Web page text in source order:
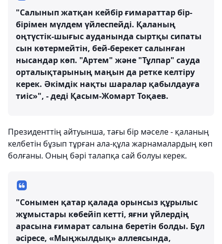
"Салынып жатқан кейбір ғимараттар бір-
бірімен мүлдем үйлеспейді. Қаланың
оңтүстік-шығыс ауданында сыртқы сипаты
сын көтермейтін, бей-берекет салынған
нысандар көп. "Артем" және "Тұлпар" сауда
орталықтарының маңын да ретке келтіру
керек. Әкімдік нақты шаралар қабылдауға
тиіс»", - деді Қасым-Жомарт Тоқаев.
Президенттің айтуынша, тағы бір мәселе - қаланың
келбетін бұзып тұрған ала-құла жарнамалардың көп
болғаны. Оның бәрі талапқа сай болуы керек.
"Сонымен қатар қалада орынсыз құрылыс
жұмыстары көбейіп кетті, яғни үйлердің
арасына ғимарат салына беретін болды. Бұл
әсіресе, «Мыңжылдық» аллеясында,